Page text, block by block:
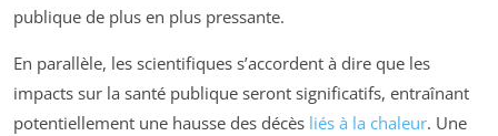
publique de plus en plus pressante.
En parallèle, les scientifiques s’accordent à dire que les
impacts sur la santé publique seront significatifs, entraînant
potentiellement une hausse des décès liés à la chaleur. Une